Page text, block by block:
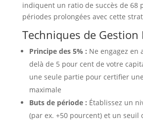
indiquent un ratio de succès de 68
périodes prolongées avec cette
Techniques de Gestion
Principe des 5% : Ne engagez en
delà de 5 pour cent de votre
une seule partie pour certifier
maximale
Buts de période : Établissez un
(par ex. +50 pourcent) et un seuil